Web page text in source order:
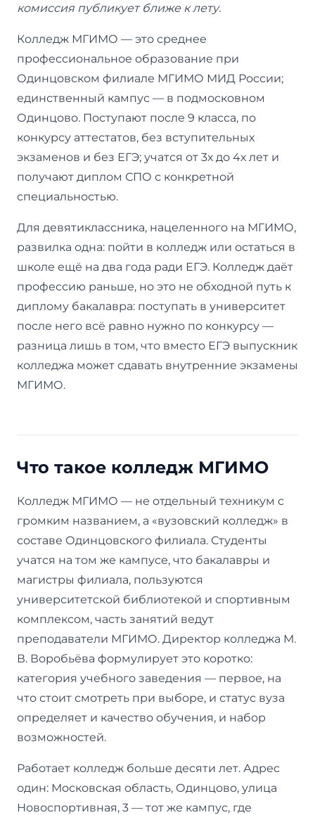
комиссия публикует ближе к лету.
Колледж МГИМО — это среднее
профессиональное образование при
Одинцовском филиале МГИМО МИД России;
единственный кампус — в подмосковном
Одинцово. Поступают после 9 класса, по
конкурсу аттестатов, без вступительных
экзаменов и без ЕГЭ; учатся от 3х до 4х лет и
получают диплом СПО с конкретной
специальностью.
Для девятиклассника, нацеленного на МГИМО,
развилка одна: пойти в колледж или остаться в
школе ещё на два года ради ЕГЭ. Колледж даёт
профессию раньше, но это не обходной путь к
диплому бакалавра: поступать в университет
после него всё равно нужно по конкурсу —
разница лишь в том, что вместо ЕГЭ выпускник
колледжа может сдавать внутренние экзамены
МГИМО.
Что такое колледж МГИМО
Колледж МГИМО — не отдельный техникум с
громким названием, а «вузовский колледж» в
составе Одинцовского филиала. Студенты
учатся на том же кампусе, что бакалавры и
магистры филиала, пользуются
университетской библиотекой и спортивным
комплексом, часть занятий ведут
преподаватели МГИМО. Директор колледжа М.
В. Воробьёва формулирует это коротко:
категория учебного заведения — первое, на
что стоит смотреть при выборе, и статус вуза
определяет и качество обучения, и набор
возможностей.
Работает колледж больше десяти лет. Адрес
один: Московская область, Одинцово, улица
Новоспортивная, 3 — тот же кампус, где